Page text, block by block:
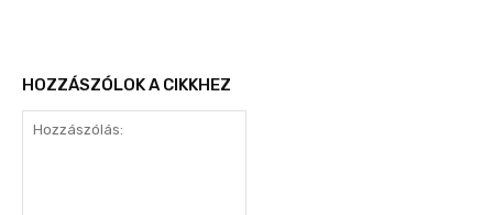
HOZZÁSZÓLOK A CIKKHEZ